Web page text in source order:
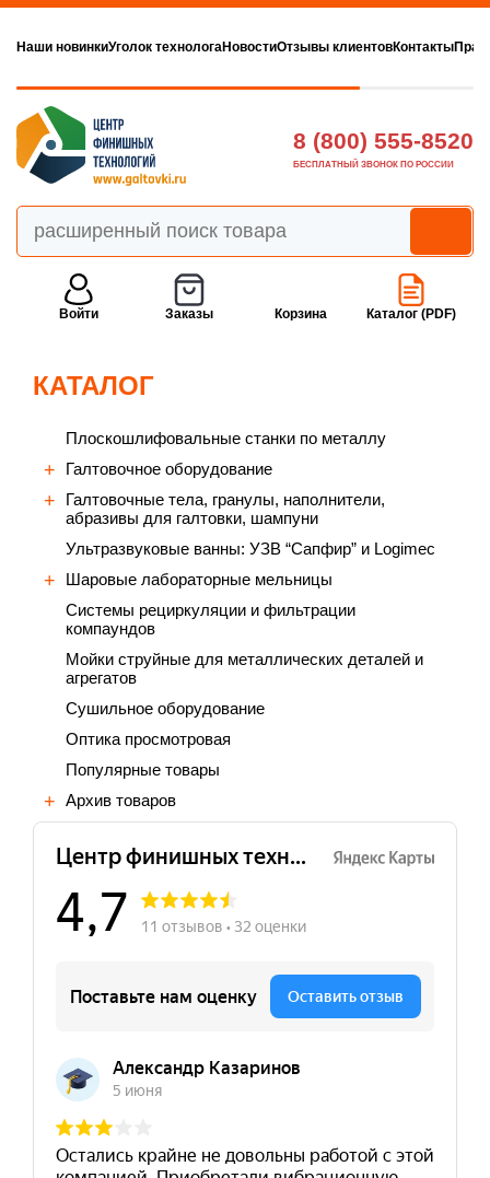
Наши новинкиУголок технологаНовостиОтзывы клиентовКонтакты
8 (800) 555-8520
БЕСПЛАТНЫЙ ЗВОНОК ПО РОССИИ
Войти Заказы Корзина Каталог (PDF)
КАТАЛОГ
Плоскошлифовальные станки по металлу
Галтовочное оборудование
Галтовочные тела, гранулы, наполнители,
абразивы для галтовки, шампуни
Ультразвуковые ванны: УЗВ “Сапфир” и Logimec
Шаровые лабораторные мельницы
Cистемы рециркуляции и фильтрации
компаундов
Мойки струйные для металлических деталей и
агрегатов
Сушильное оборудование
Оптика просмотровая
Популярные товары
Архив товаров